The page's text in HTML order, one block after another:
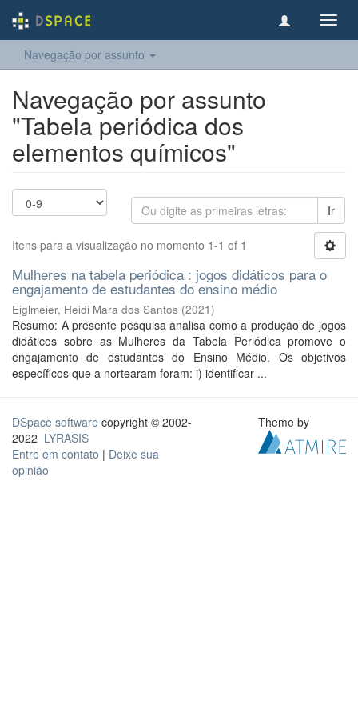
Navegação por assunto
Navegação por assunto
"Tabela periódica dos
elementos químicos"
Ir
Itens para a visualização no momento 1-1 of 1
Mulheres na tabela periódica : jogos didáticos para o
engajamento de estudantes do ensino médio
Eiglmeier, Heidi Mara dos Santos (2021)
Resumo: A presente pesquisa analisa como a produção de jogos
didáticos sobre as Mulheres da Tabela Periódica promove o
engajamento de estudantes do Ensino Médio. Os objetivos
específicos que a nortearam foram: i) identificar ...
DSpace software copyright © 2002-
2022 LYRASIS
Entre em contato | Deixe sua
opinião
Theme by